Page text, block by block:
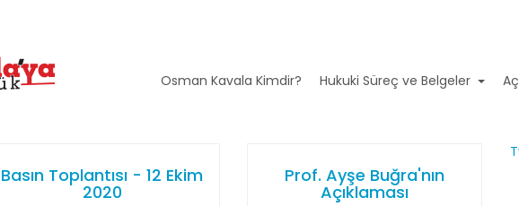
Osman Kavala Kimdir? Hukuki Süreç ve Belgeler
Basın Toplantısı - 12 Ekim
2020
Prof. Ayşe Buğra'nın
Açıklaması